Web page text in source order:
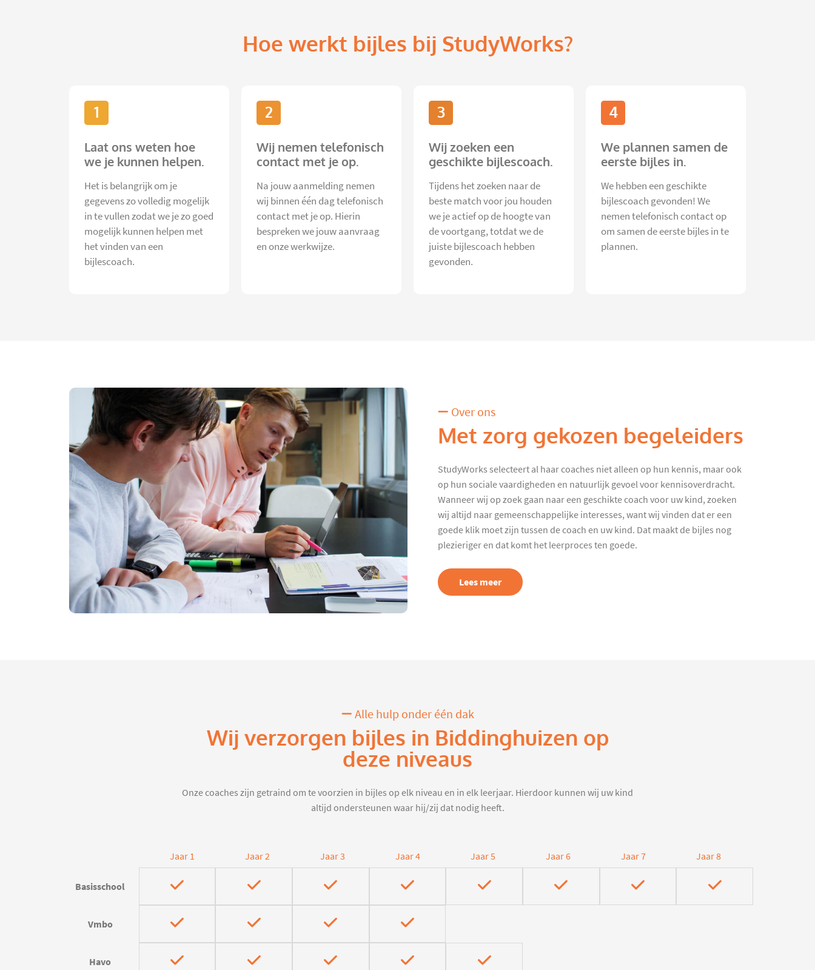
Hoe werkt bijles bij StudyWorks?
1
Laat ons weten hoe
we je kunnen helpen.
Het is belangrijk om je
gegevens zo volledig mogelijk
in te vullen zodat we je zo goed
mogelijk kunnen helpen met
het vinden van een
bijlescoach.
2
Wij nemen telefonisch
contact met je op.
Na jouw aanmelding nemen
wij binnen één dag telefonisch
contact met je op. Hierin
bespreken we jouw aanvraag
en onze werkwijze.
3
Wij zoeken een
geschikte bijlescoach.
Tijdens het zoeken naar de
beste match voor jou houden
we je actief op de hoogte van
de voortgang, totdat we de
juiste bijlescoach hebben
gevonden.
4
We plannen samen de
eerste bijles in.
We hebben een geschikte
bijlescoach gevonden! We
nemen telefonisch contact op
om samen de eerste bijles in te
plannen.
Over ons
Met zorg gekozen begeleiders
StudyWorks selecteert al haar coaches niet alleen op hun kennis, maar ook
op hun sociale vaardigheden en natuurlijk gevoel voor kennisoverdracht.
Wanneer wij op zoek gaan naar een geschikte coach voor uw kind, zoeken
wij altijd naar gemeenschappelijke interesses, want wij vinden dat er een
goede klik moet zijn tussen de coach en uw kind. Dat maakt de bijles nog
plezieriger en dat komt het leerproces ten goede.
Lees meer
Alle hulp onder één dak
Wij verzorgen bijles in Biddinghuizen op
deze niveaus
Onze coaches zijn getraind om te voorzien in bijles op elk niveau en in elk leerjaar. Hierdoor kunnen wij uw kind
altijd ondersteunen waar hij/zij dat nodig heeft.
Jaar 1 Jaar 2 Jaar 3 Jaar 4 Jaar 5 Jaar 6 Jaar 7 Jaar 8
Basisschool
Vmbo
Havo